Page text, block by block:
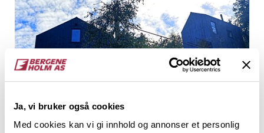
Ja, vi bruker også cookies
Med cookies kan vi gi innhold og annonser et personlig